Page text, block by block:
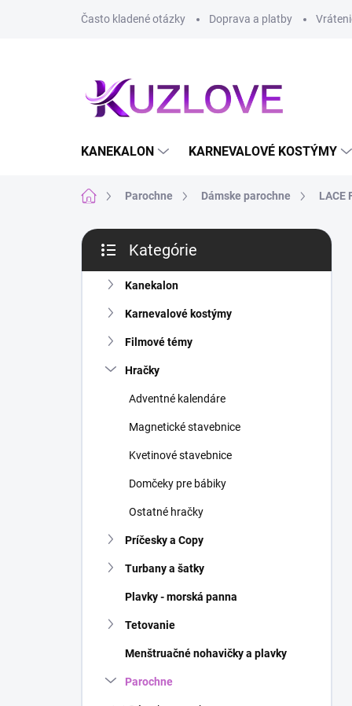
Často kladené otázky Doprava a platby
KANEKALON KARNEVALOVÉ KOSTÝMY
DomovParochne Dámske parochne LACE
B
č
kategórie
Kategórie
Kanekalon
Karnevalové kostýmy
Filmové témy
Hračky
Adventné kalendáre
Magnetické stavebnice
Kvetinové stavebnice
Domčeky pre bábiky
Ostatné hračky
Príčesky a Copy
Turbany a šatky
Plavky - morská panna
Tetovanie
Menštruačné nohavičky a plavky
Parochne